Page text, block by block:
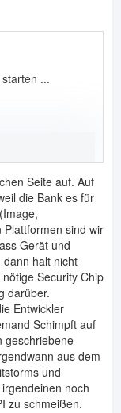
...
ließ sich ohne
Einwand
wegen
- kannst
App erkennst
ARM; aber
unter
Seite auf. Auf
die Bank es für
sind wir
Gerät und
halt nicht
Security Chip
darüber.
Entwickler
Schimpft auf
geschriebene
aus dem
und
noch
zu schmeißen.